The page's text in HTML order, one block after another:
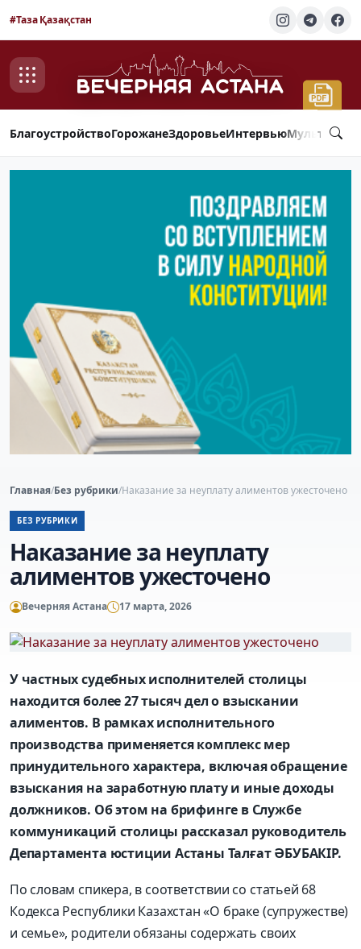
#Таза Қазақстан
БлагоустройствоГорожанеЗдоровьеИнтервью
Главная/Без рубрики/Наказание за неуплату алиментов ужесточено
БЕЗ РУБРИКИ
Наказание за неуплату
алиментов ужесточено
Вечерняя Астана 17 марта, 2026
У частных судебных исполнителей столицы
находится более 27 тысяч дел о взыскании
алиментов. В рамках исполнительного
производства применяется комплекс мер
принудительного характера, включая обращение
взыскания на заработную плату и иные доходы
должников. Об этом на брифинге в Службе
коммуникаций столицы рассказал руководитель
Департамента юстиции Астаны Талғат ӘБУБАКІР.
По словам спикера, в соответствии со статьей 68
Кодекса Республики Казахстан «О браке (супружестве)
и семье», родители обязаны содержать своих